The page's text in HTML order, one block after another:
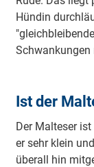
Hündin
Schwankungen
Ist der
Der Malteser
er sehr klein
überall hin